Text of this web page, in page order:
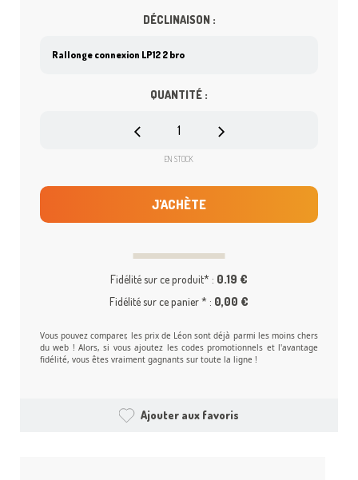
DÉCLINAISON :
QUANTITÉ :
EN STOCK
J'ACHÈTE
Fidélité sur ce produit* : 0.19 €
Fidélité sur ce panier * : 0,00 €
Vous pouvez comparer, les prix de Léon sont déjà parmi les moins chers
du web ! Alors, si vous ajoutez les codes promotionnels et l'avantage
fidélité, vous êtes vraiment gagnants sur toute la ligne !
Ajouter aux favoris